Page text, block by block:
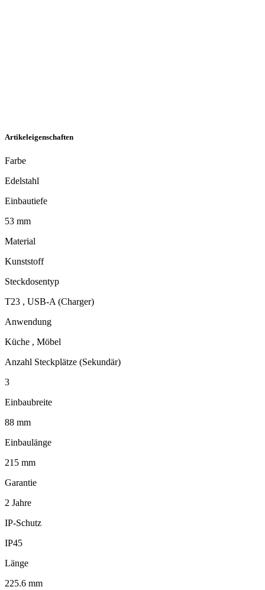
Artikeleigenschaften
Farbe
Edelstahl
Einbautiefe
53 mm
Material
Kunststoff
Steckdosentyp
T23 , USB-A (Charger)
Anwendung
Küche , Möbel
Anzahl Steckplätze (Sekundär)
3
Einbaubreite
88 mm
Einbaulänge
215 mm
Garantie
2 Jahre
IP-Schutz
IP45
Länge
225.6 mm